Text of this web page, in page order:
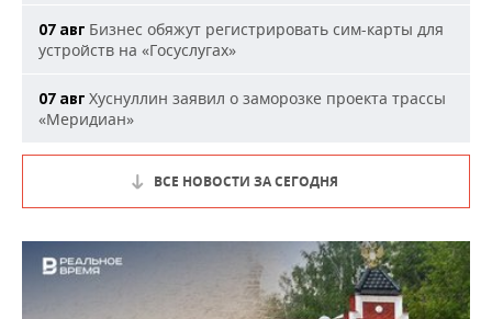
07 авг Бизнес обяжут регистрировать сим-карты для
устройств на «Госуслугах»
07 авг Хуснуллин заявил о заморозке проекта трассы
«Меридиан»
ВСЕ НОВОСТИ ЗА СЕГОДНЯ